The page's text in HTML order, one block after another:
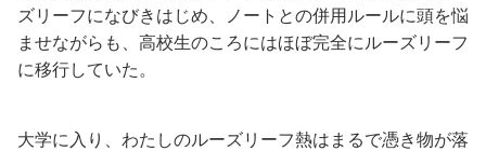
ズリーフになびきはじめ、ノートとの併用ルールに頭を悩
ませながらも、高校生のころにはほぼ完全にルーズリーフ
に移行していた。
大学に入り、わたしのルーズリーフ熱はまるで憑き物が落